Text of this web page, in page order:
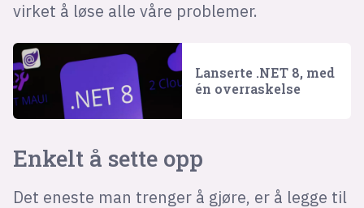
virket å løse alle våre problemer.
Lanserte .NET 8, med
én overraskelse
Enkelt å sette opp
Det eneste man trenger å gjøre, er å legge til